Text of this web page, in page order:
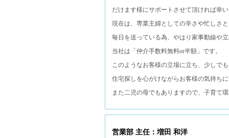
だけます様にサポートさせて頂ければ幸
現在は、専業主婦としての辛さや忙しさ
毎日を送っている為、やはり家事動線や
当社は「仲介手数料無料or半額」です。
このようなお客様の立場に立ち、少しで
住宅探しを心がけながらお客様の気持ち
また二児の母でもありますので、子育て
営業部 主任：増田 和洋